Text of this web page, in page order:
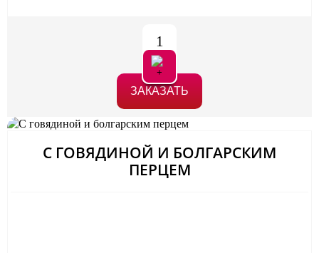
1
ЗАКАЗАТЬ
С ГОВЯДИНОЙ И БОЛГАРСКИМ
ПЕРЦЕМ